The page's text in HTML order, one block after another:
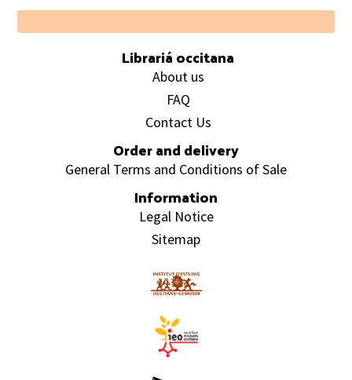
Footer
Librariá occitana
About us
FAQ
Contact Us
Order and delivery
General Terms and Conditions of Sale
Information
Legal Notice
Sitemap